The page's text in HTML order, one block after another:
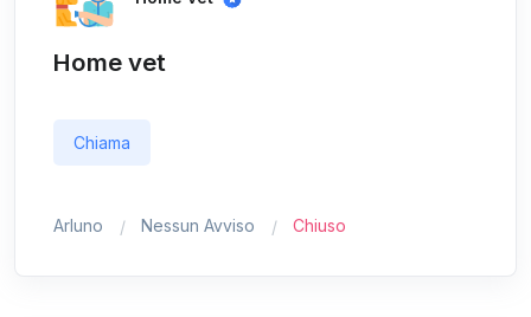
Home vet
Chiama
Arluno Nessun Avviso Chiuso